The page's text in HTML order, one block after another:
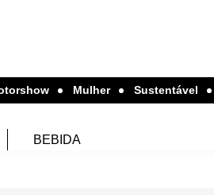
Mulher Sustentável
BEBIDA